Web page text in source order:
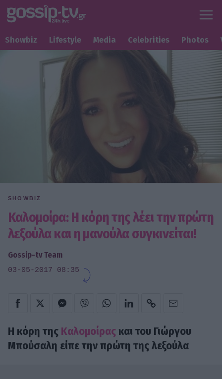
Showbiz Lifestyle Media Celebrities Photos
SHOWBIZ
Καλομοίρα: Η κόρη της λέει την πρώτη
λεξούλα και η μανούλα συγκινείται!
Gossip-tv Team
03-05-2017 08:35
Η κόρη της Καλομοίρας και του Γιώργου
Μπούσαλη είπε την πρώτη της λεξούλα